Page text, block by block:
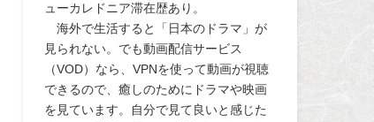
ューカレドニア滞在歴あり。
海外で生活すると「日本のドラマ」が
見られない。でも動画配信サービス
（VOD）なら、VPNを使って動画が視聴
できるので、癒しのためにドラマや映画
を見ています。自分で見て良いと感じた